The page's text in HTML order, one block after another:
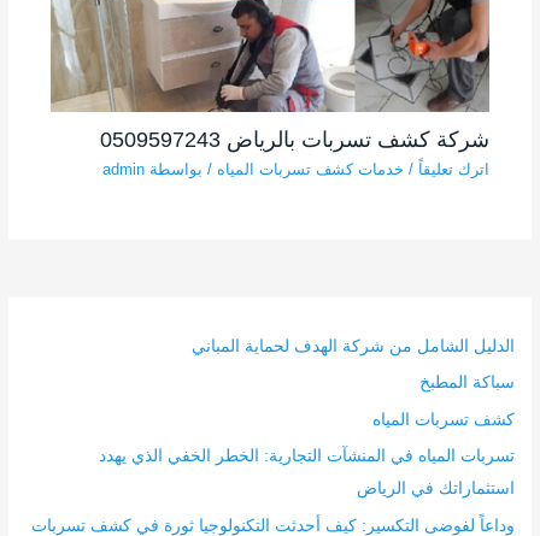
شركة كشف تسربات بالرياض 0509597243
اترك تعليقاً / خدمات كشف تسربات المياه / بواسطة admin
الدليل الشامل من شركة الهدف لحماية المباني
سباكة المطبخ
كشف تسربات المياه
تسربات المياه في المنشآت التجارية: الخطر الخفي الذي يهدد
استثماراتك في الرياض
وداعاً لفوضى التكسير: كيف أحدثت التكنولوجيا ثورة في كشف تسربات